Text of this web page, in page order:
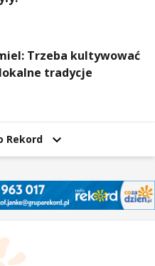
Trzeba kultywować
tradycje
Rekord